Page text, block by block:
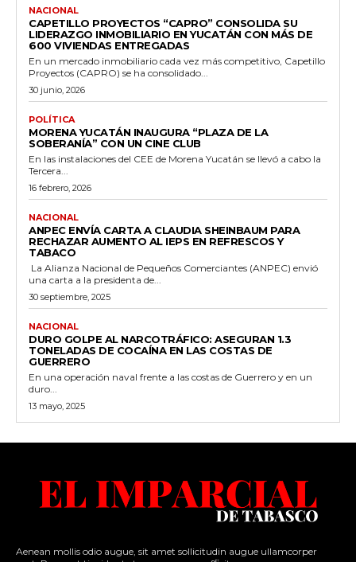
NACIONAL
CAPETILLO PROYECTOS “CAPRO” CONSOLIDA SU
LIDERAZGO INMOBILIARIO EN YUCATÁN CON MÁS DE
600 VIVIENDAS ENTREGADAS
En un mercado inmobiliario cada vez más competitivo, Capetillo
Proyectos (CAPRO) se ha consolidado...
30 junio, 2026
POLÍTICA
MORENA YUCATÁN INAUGURA “PLAZA DE LA
SOBERANÍA” CON UN CINE CLUB
En las instalaciones del CEE de Morena Yucatán se llevó a cabo la
Tercera...
16 febrero, 2026
NACIONAL
ANPEC ENVÍA CARTA A CLAUDIA SHEINBAUM PARA
RECHAZAR AUMENTO AL IEPS EN REFRESCOS Y
TABACO
La Alianza Nacional de Pequeños Comerciantes (ANPEC) envió
una carta a la presidenta de...
30 septiembre, 2025
NACIONAL
DURO GOLPE AL NARCOTRÁFICO: ASEGURAN 1.3
TONELADAS DE COCAÍNA EN LAS COSTAS DE
GUERRERO
En una operación naval frente a las costas de Guerrero y en un
duro...
13 mayo, 2025
Aenean mollis odio augue, sit amet sollicitudin augue ullamcorper